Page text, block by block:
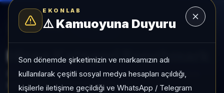
EKONLAB
⚠️Kamuoyuna Duyuru
Son dönemde şirketimizin ve markamızın adı
kullanılarak çeşitli sosyal medya hesapları açıldığı,
kişilerle iletişime geçildiği ve WhatsApp / Telegram
Hisse Radar Yenile
Hisse Kategori Benchmark
Sinyal kategorilerine göre hisseleri karşılaştırın; momentum,
getiri ve risk metrikleriyle liderleri görün.